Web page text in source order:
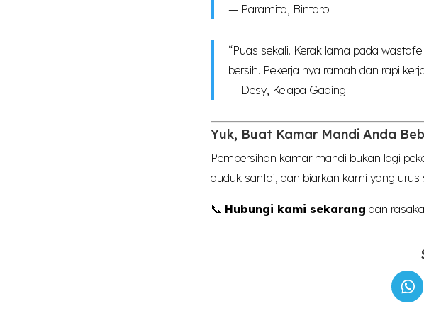
— Paramita, Bintaro
“Puas sekali. Kerak lama pada
bersih. Pekerja nya ramah dan rapi
— Desy, Kelapa Gading
Yuk, Buat Kamar Mandi Anda
Pembersihan kamar mandi bukan lagi
duduk santai, dan biarkan kami yang urus
📞 Hubungi kami sekarang dan